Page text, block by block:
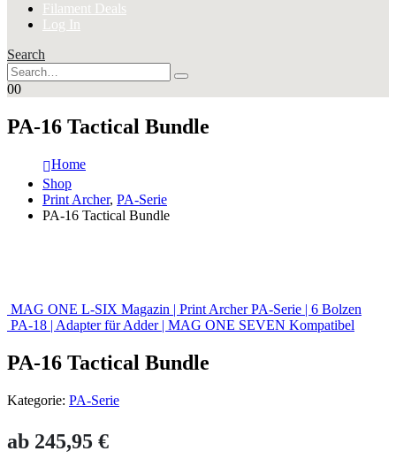
Filament Deals
Log In
Search
00
PA-16 Tactical Bundle
Home
Shop
Print Archer, PA-Serie
PA-16 Tactical Bundle
MAG ONE L-SIX Magazin | Print Archer PA-Serie | 6 Bolzen
PA-18 | Adapter für Adder | MAG ONE SEVEN Kompatibel
PA-16 Tactical Bundle
Kategorie: PA-Serie
ab 245,95 €